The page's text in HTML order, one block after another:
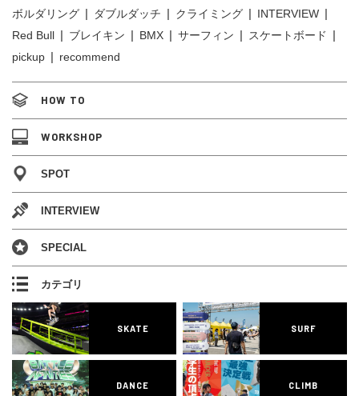
ボルダリング
ダブルダッチ クライミング
INTERVIEW
Red Bull
ブレイキン BMX サーフィン
スケートボード
pickup
recommend
HOW TO
WORKSHOP
SPOT
INTERVIEW
SPECIAL
カテゴリ
SKATE SURF
DANCE CLIMB